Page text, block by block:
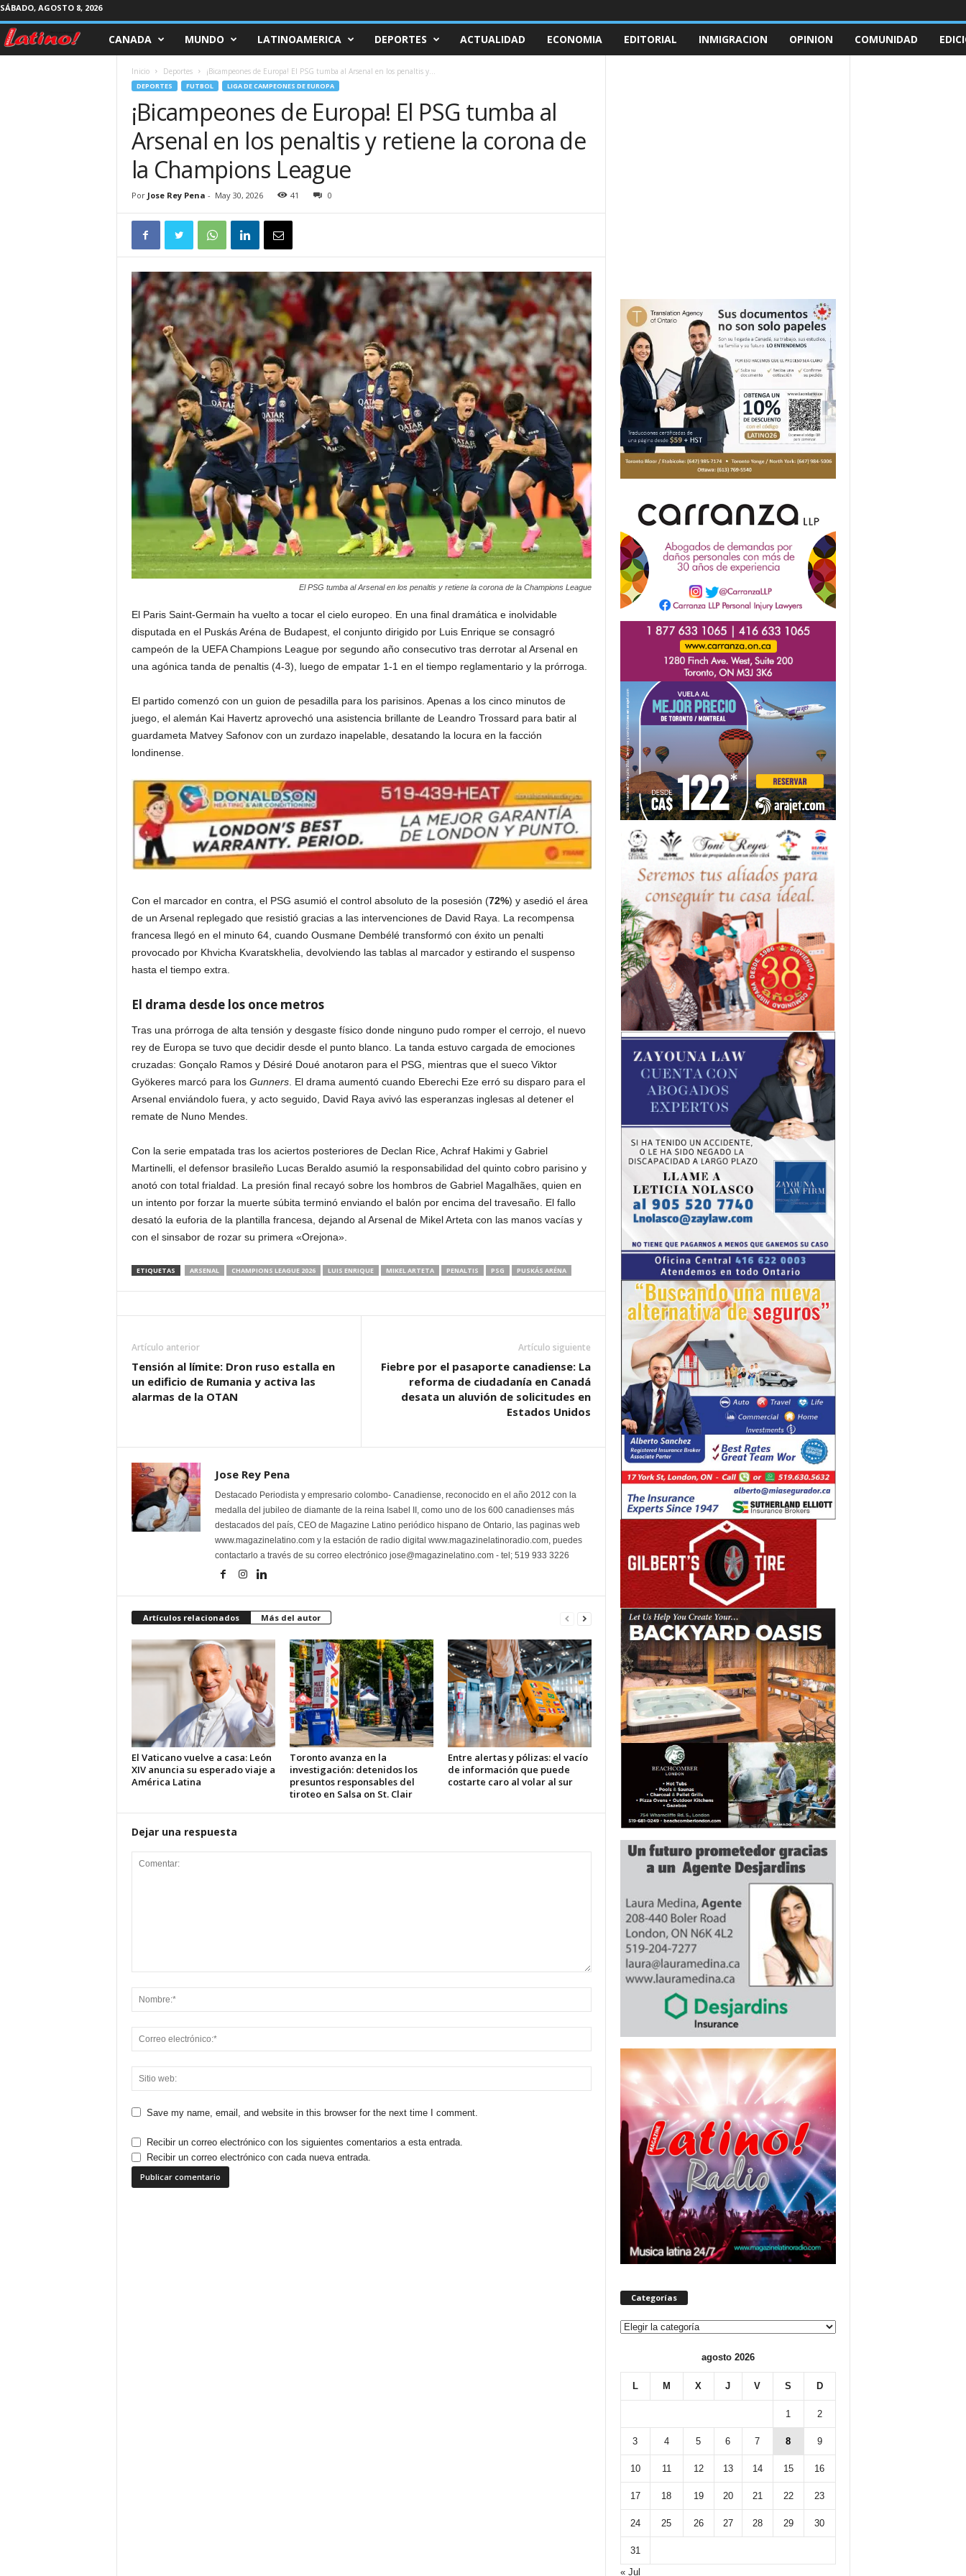
SÁBADO, AGOSTO 8, 2026
CANADA MUNDO LATINOAMERICA DEPORTES ACTUALIDAD ECONOMIA EDITORIAL INMIGRACION OPINION COMUNIDAD
Inicio Deportes ¡Bicampeones de Europa! El PSG tumba al Arsenal en los penaltis y...
DEPORTES FUTBOL LIGA DE CAMPEONES DE EUROPA
¡Bicampeones de Europa! El PSG tumba al
Arsenal en los penaltis y retiene la corona de
la Champions League
Por Jose Rey Pena - May 30, 2026 41 0
El PSG tumba al Arsenal en los penaltis y retiene la corona de la Champions League
El Paris Saint-Germain ha vuelto a tocar el cielo europeo. En una final dramática e inolvidable
disputada en el Puskás Aréna de Budapest, el conjunto dirigido por Luis Enrique se consagró
campeón de la UEFA Champions League por segundo año consecutivo tras derrotar al Arsenal en
una agónica tanda de penaltis (4-3), luego de empatar 1-1 en el tiempo reglamentario y la prórroga.
El partido comenzó con un guion de pesadilla para los parisinos. Apenas a los cinco minutos de
juego, el alemán Kai Havertz aprovechó una asistencia brillante de Leandro Trossard para batir al
guardameta Matvey Safonov con un zurdazo inapelable, desatando la locura en la facción
londinense.
Con el marcador en contra, el PSG asumió el control absoluto de la posesión (72%) y asedió el área
de un Arsenal replegado que resistió gracias a las intervenciones de David Raya.
La recompensa
francesa llegó en el minuto 64, cuando Ousmane Dembélé transformó con éxito un penalti
provocado por Khvicha Kvaratskhelia, devolviendo las tablas al marcador y estirando el suspenso
hasta el tiempo extra.
El drama desde los once metros
Tras una prórroga de alta tensión y desgaste físico donde ninguno pudo romper el cerrojo, el nuevo
rey de Europa se tuvo que decidir desde el punto blanco. La tanda estuvo cargada de emociones
cruzadas: Gonçalo Ramos y Désiré Doué anotaron para el PSG, mientras que el sueco Viktor
Gyökeres marcó para los Gunners. El drama aumentó cuando Eberechi Eze erró su disparo para el
Arsenal enviándolo fuera, y acto seguido, David Raya avivó las esperanzas inglesas al detener el
remate de Nuno Mendes.
Con la serie empatada tras los aciertos posteriores de Declan Rice, Achraf Hakimi y Gabriel
Martinelli, el defensor brasileño Lucas Beraldo asumió la responsabilidad del quinto cobro parisino y
anotó con total frialdad. La presión final recayó sobre los hombros de Gabriel Magalhães, quien en
un intento por forzar la muerte súbita terminó enviando el balón por encima del travesaño. El fallo
desató la euforia de la plantilla francesa, dejando al Arsenal de Mikel Arteta con las manos vacías y
con el sinsabor de rozar su primera «Orejona».
ETIQUETAS ARSENAL CHAMPIONS LEAGUE 2026 LUIS ENRIQUE MIKEL ARTETA PENALTIS PSG PUSKÁS ARÉNA
Artículo anterior
Tensión al límite: Dron ruso estalla en
un edificio de Rumania y activa las
alarmas de la OTAN
Artículo siguiente
Fiebre por el pasaporte canadiense: La
reforma de ciudadanía en Canadá
desata un aluvión de solicitudes en
Estados Unidos
Jose Rey Pena
Destacado Periodista y empresario colombo- Canadiense, reconocido en el año 2012 con la
medalla del jubileo de diamante de la reina Isabel II, como uno de los 600 canadienses más
destacados del país, CEO de Magazine Latino periódico hispano de Ontario, las paginas web
www.magazinelatino.com y la estación de radio digital www.magazinelatinoradio.com, puedes
contactarlo a través de su correo electrónico jose@magazinelatino.com - tel; 519 933 3226
Artículos relacionados Más del autor
El Vaticano vuelve a casa: León
XIV anuncia su esperado viaje a
América Latina
Toronto avanza en la
investigación: detenidos los
presuntos responsables del
tiroteo en Salsa on St. Clair
Entre alertas y pólizas: el vacío
de información que puede
costarte caro al volar al sur
Dejar una respuesta
Save my name, email, and website in this browser for the next time I comment.
Recibir un correo electrónico con los siguientes comentarios a esta entrada.
Recibir un correo electrónico con cada nueva entrada.
Categorías
Categorías
agosto 2026
L M X J V S D
1 2
3 4 5 6 7 8 9
10 11 12 13 14 15 16
17 18 19 20 21 22 23
24 25 26 27 28 29 30
31
« Jul